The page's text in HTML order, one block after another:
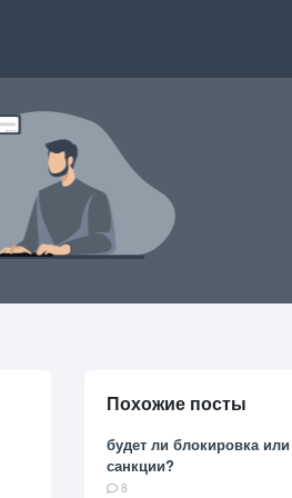
Похожие посты
будет ли блокировка или
санкции?
8